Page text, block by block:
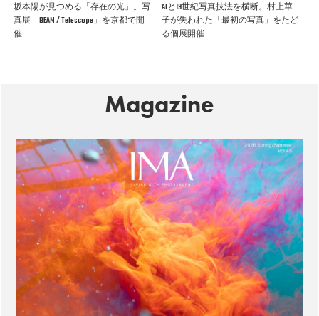
坂本陽が見つめる「存在の光」。写
真展「BEAM / Telescope」を京都で開
催
AIと19世紀写真技法を横断。村上華
子が失われた「最初の写真」をたど
る個展開催
Magazine